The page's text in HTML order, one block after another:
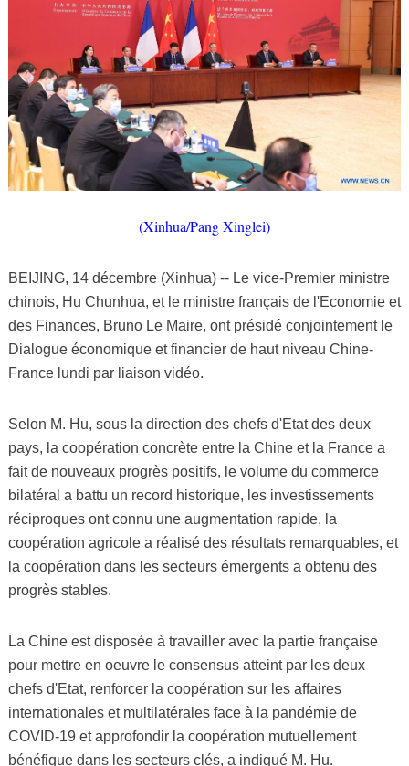
(Xinhua/Pang Xinglei)
BEIJING, 14 décembre (Xinhua) -- Le vice-Premier ministre
chinois, Hu Chunhua, et le ministre français de l'Economie et
des Finances, Bruno Le Maire, ont présidé conjointement le
Dialogue économique et financier de haut niveau Chine-
France lundi par liaison vidéo.
Selon M. Hu, sous la direction des chefs d'Etat des deux
pays, la coopération concrète entre la Chine et la France a
fait de nouveaux progrès positifs, le volume du commerce
bilatéral a battu un record historique, les investissements
réciproques ont connu une augmentation rapide, la
coopération agricole a réalisé des résultats remarquables, et
la coopération dans les secteurs émergents a obtenu des
progrès stables.
La Chine est disposée à travailler avec la partie française
pour mettre en oeuvre le consensus atteint par les deux
chefs d'Etat, renforcer la coopération sur les affaires
internationales et multilatérales face à la pandémie de
COVID-19 et approfondir la coopération mutuellement
bénéfique dans les secteurs clés, a indiqué M. Hu.